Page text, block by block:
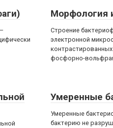
Морфология
Строение
электронной
фосфорно-
Умеренные
Умеренные
бактерию не